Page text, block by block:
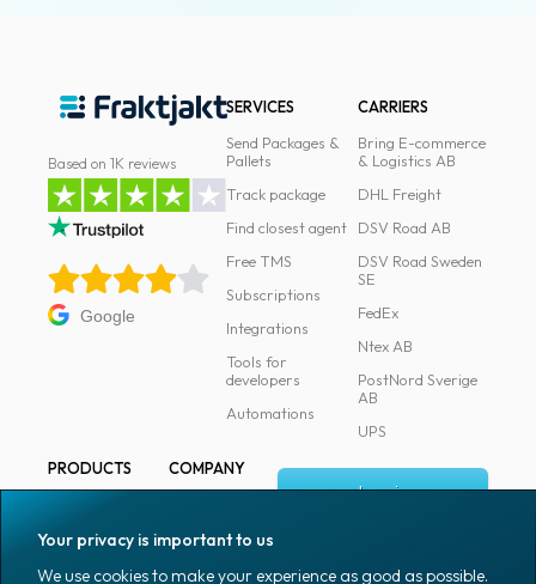
Based on 1K reviews
Google
SERVICES
Send Packages &
Pallets
Track package
Find closest agent
Free TMS
Subscriptions
Integrations
Tools for
developers
Automations
CARRIERS
Bring E-commerce
& Logistics AB
DHL Freight
DSV Road AB
DSV Road Sweden
SE
FedEx
Ntex AB
PostNord Sverige
AB
UPS
PRODUCTS
Marking
Packaging
COMPANY
Media
Log in
Sign up
Your privacy is important to us
We use cookies to make your experience as good as possible.